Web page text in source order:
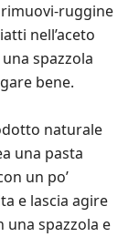
ruggine
nell’aceto
spazzola
bene.
naturale
una pasta
un po’
e lascia agire
una spazzola e